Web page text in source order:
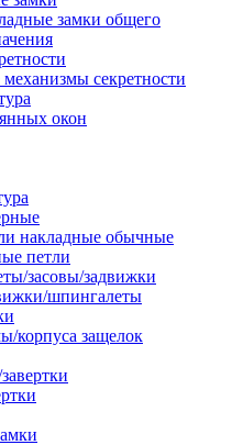
замки общего
секретности
окон
накладные обычные
петли
засовы/задвижки
шпингалеты
корпуса защелок